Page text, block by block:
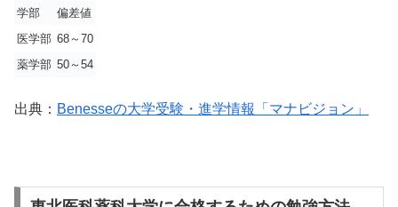
学部
偏差値
医学部 68～70
薬学部 50～54
出典： Benesseの大学受験・進学情報「マナビジョン」